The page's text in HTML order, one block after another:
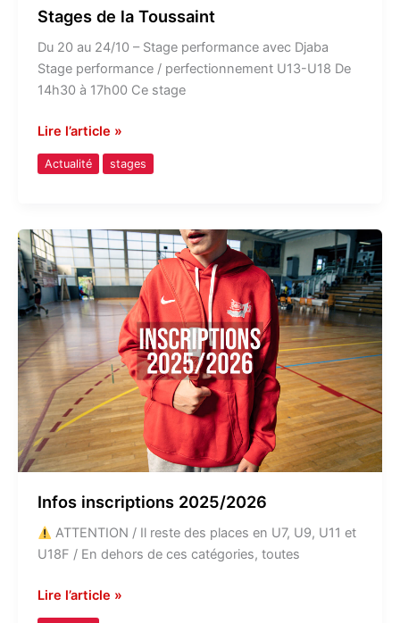
Stages de la Toussaint
Du 20 au 24/10 – Stage performance avec Djaba
Stage performance / perfectionnement U13-U18 De
14h30 à 17h00 Ce stage
Lire l’article »
Actualité stages
Infos inscriptions 2025/2026
ATTENTION / Il reste des places en U7, U9, U11 et
U18F / En dehors de ces catégories, toutes
Infos
inscriptions
2025/2026
Lire l’article »